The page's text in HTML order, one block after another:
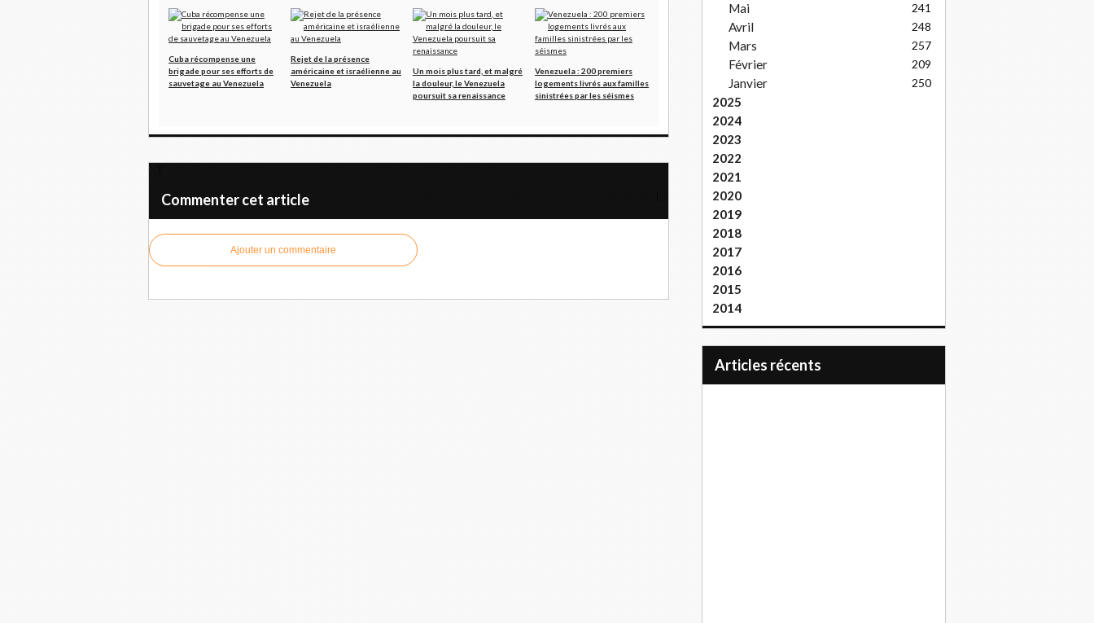
Cuba récompense une
brigade pour ses efforts de
sauvetage au Venezuela
Rejet de la présence
américaine et israélienne au
Venezuela
Un mois plus tard, et malgré
la douleur, le Venezuela
poursuit sa renaissance
Venezuela : 200 premiers
logements livrés aux familles
sinistrées par les séismes
Commenter cet article
Ajouter un commentaire
Mai 241
Avril 248
Mars 257
Février 209
Janvier 250
2025
2024
2023
2022
2021
2020
2019
2018
2017
2016
2015
2014
articles récents